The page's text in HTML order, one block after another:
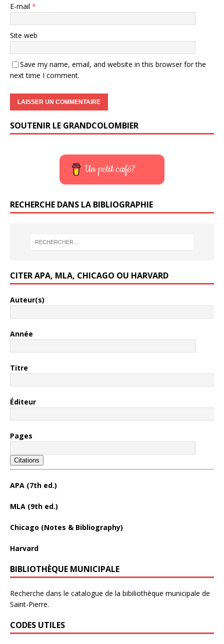
E-mail *
Site web
Save my name, email, and website in this browser for the
next time I comment.
SOUTENIR LE GRANDCOLOMBIER
Un petit café?
RECHERCHE DANS LA BIBLIOGRAPHIE
CITER APA, MLA, CHICAGO OU HARVARD
Auteur(s)
Année
Titre
Éditeur
Pages
Citations
APA (7th ed.)
MLA (9th ed.)
Chicago (Notes & Bibliography)
Harvard
BIBLIOTHÈQUE MUNICIPALE
Recherche dans le catalogue de la bibiliothèque municipale de
Saint-Pierre.
CODES UTILES